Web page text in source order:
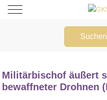
Mobile Menu Toggle
Suchen
Militärbischof äußert
bewaffneter Drohnen